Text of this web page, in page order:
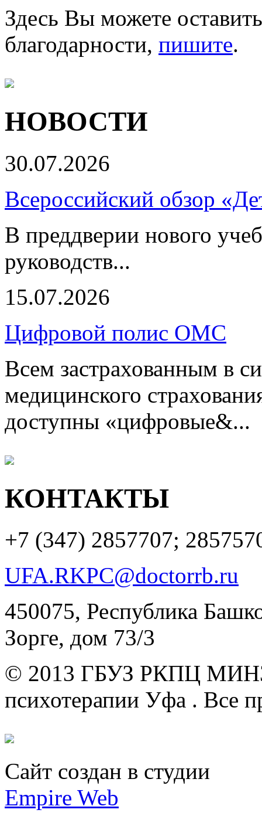
Здесь Вы можете
благодарности, пишите.
НОВОСТИ
30.07.2026
Всероссийский обзор
В преддверии нового
руководств...
15.07.2026
Цифровой полис ОМС
Всем застрахованным в
медицинского
доступны «цифровые&...
КОНТАКТЫ
+7 (347) 2857707;
UFA.RKPC@doctorrb.ru
450075, Республика
Зорге, дом 73/3
© 2013 ГБУЗ РКПЦ
психотерапии Уфа . Все
Сайт создан в студии
Empire Web